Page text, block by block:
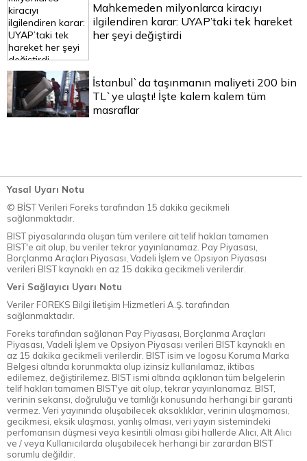
Mahkemeden milyonlarca kiracıyı
ilgilendiren karar: UYAP’taki tek hareket
her şeyi değiştirdi
İstanbul`da taşınmanın maliyeti 200 bin
TL`ye ulaştı! İşte kalem kalem tüm
masraflar
Yasal Uyarı Notu
© BİST Verileri Foreks tarafından 15 dakika gecikmeli
sağlanmaktadır.
BIST piyasalarında oluşan tüm verilere ait telif hakları tamamen
BIST'e ait olup, bu veriler tekrar yayınlanamaz. Pay Piyasası,
Borçlanma Araçları Piyasası, Vadeli İşlem ve Opsiyon Piyasası
verileri BIST kaynaklı en az 15 dakika gecikmeli verilerdir.
Veri Sağlayıcı Uyarı Notu
Veriler FOREKS Bilgi İletişim Hizmetleri A.Ş. tarafından
sağlanmaktadır.
Foreks tarafından sağlanan Pay Piyasası, Borçlanma Araçları
Piyasası, Vadeli İşlem ve Opsiyon Piyasası verileri BIST kaynaklı en
az 15 dakika gecikmeli verilerdir. BIST isim ve logosu Koruma Marka
Belgesi altında korunmakta olup izinsiz kullanılamaz, iktibas
edilemez, değiştirilemez. BIST ismi altında açıklanan tüm belgelerin
telif hakları tamamen BIST'ye ait olup, tekrar yayınlanamaz. BIST,
verinin sekansı, doğruluğu ve tamlığı konusunda herhangi bir garanti
vermez. Veri yayınında oluşabilecek aksaklıklar, verinin ulaşmaması,
gecikmesi, eksik ulaşması, yanlış olması, veri yayın sistemindeki
perfomansın düşmesi veya kesintili olması gibi hallerde Alıcı, Alt Alıcı
ve / veya Kullanıcılarda oluşabilecek herhangi bir zarardan BIST
sorumlu değildir.